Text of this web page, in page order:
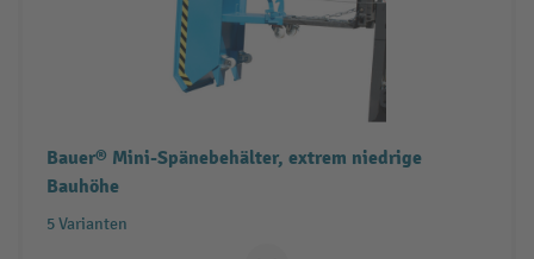
Bauer® Mini-Spänebehälter, extrem niedrige
Bauhöhe
5 Varianten